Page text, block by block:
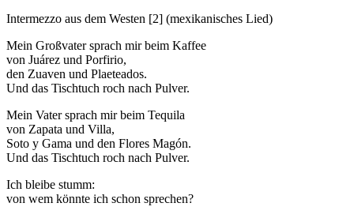
Intermezzo aus dem Westen [2] (mexikanisches Lied)
Mein Großvater sprach mir beim Kaffee
von Juárez und Porfirio,
den Zuaven und Plaeteados.
Und das Tischtuch roch nach Pulver.
Mein Vater sprach mir beim Tequila
von Zapata und Villa,
Soto y Gama und den Flores Magón.
Und das Tischtuch roch nach Pulver.
Ich bleibe stumm:
von wem könnte ich schon sprechen?